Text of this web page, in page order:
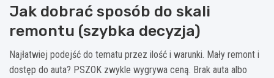
Jak dobrać sposób do skali
remontu (szybka decyzja)
Najłatwiej podejść do tematu przez ilość i warunki. Mały remont i
dostęp do auta? PSZOK zwykle wygrywa ceną. Brak auta albo